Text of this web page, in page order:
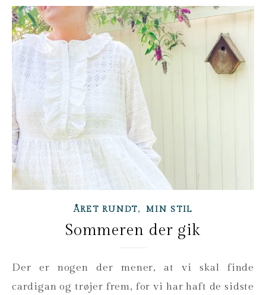
ÅRET RUNDT,MIN STIL
Sommeren der gik
Der er nogen der mener, at vi skal finde
cardigan og trøjer frem, for vi har haft de sidste